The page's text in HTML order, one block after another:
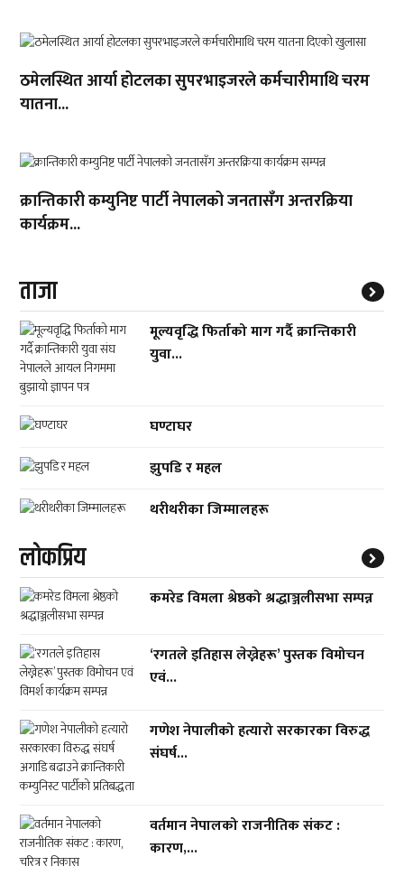
ठमेलस्थित आर्या होटलका सुपरभाइजरले कर्मचारीमाथि चरम
यातना...
क्रान्तिकारी कम्युनिष्ट पार्टी नेपालको जनतासँग अन्तरक्रिया
कार्यक्रम...
ताजा
मूल्यवृद्धि फिर्ताको माग गर्दै क्रान्तिकारी
युवा...
घण्टाघर
झुपडि र महल
थरीथरीका जिम्मालहरू
लाेकप्रिय
कमरेड विमला श्रेष्ठको श्रद्धाञ्जलीसभा सम्पन्न
‘रगतले इतिहास लेख्नेहरू’ पुस्तक विमोचन
एवं...
गणेश नेपालीको हत्यारो सरकारका विरुद्ध
संघर्ष...
वर्तमान नेपालको राजनीतिक संकट :
कारण,...